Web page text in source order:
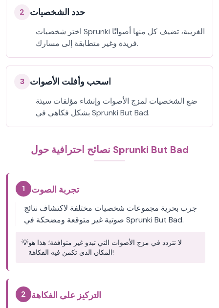
2 حدد الشخصيات
اختر شخصيات Sprunki الغريبة، تضيف كل منها أصواتًا
فريدة وغير متطابقة إلى مسارك.
3 اسحب وأفلت الأصوات
ضع الشخصيات لمزج الأصوات وإنشاء مؤلفات سيئة
بشكل فكاهي في Sprunki But Bad.
نصائح احترافية حول Sprunki But Bad
1 تجربة الصوت
جرب بحرية مجموعات شخصيات مختلفة لاكتشاف نتائج
صوتية غير متوقعة ومضحكة في Sprunki But Bad.
💡لا تتردد في مزج الأصوات التي تبدو غير متوافقة؛ هذا هو
المكان الذي تكمن فيه الفكاهة!
2 التركيز على الفكاهة